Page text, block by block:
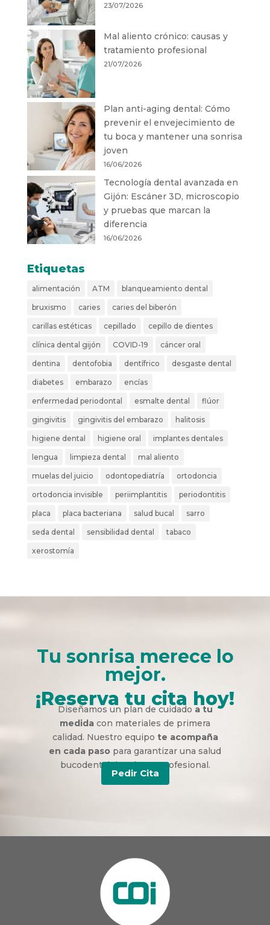
23/07/2026
Mal aliento crónico: causas y
tratamiento profesional
21/07/2026
Plan anti-aging dental: Cómo
prevenir el envejecimiento de
tu boca y mantener una sonrisa
joven
16/06/2026
Tecnología dental avanzada en
Gijón: Escáner 3D, microscopio
y pruebas que marcan la
diferencia
16/06/2026
Etiquetas
alimentación ATM blanqueamiento dental
bruxismo caries caries del biberón
carillas estéticas cepillado cepillo de dientes
clínica dental gijón COVID-19 cáncer oral
dentina dentofobia dentífrico desgaste dental
diabetes embarazo encías
enfermedad periodontal esmalte dental flúor
gingivitis gingivitis del embarazo halitosis
higiene dental higiene oral implantes dentales
lengua limpieza dental mal aliento
muelas del juicio odontopediatría ortodoncia
ortodoncia invisible periimplantitis periodontitis
placa placa bacteriana salud bucal sarro
seda dental sensibilidad dental tabaco
xerostomía
Tu sonrisa merece lo
mejor.
¡Reserva tu cita hoy!
Diseñamos un plan de cuidado a tu
medida con materiales de primera
calidad. Nuestro equipo te acompaña
en cada paso para garantizar una salud
bucodental duradera y profesional.
Pedir Cita